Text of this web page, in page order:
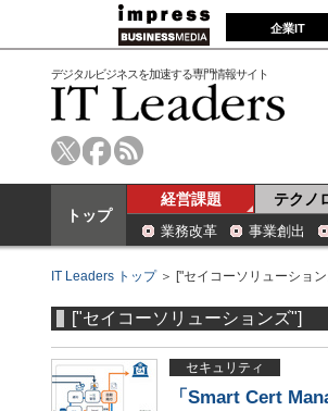
企業IT
デジタルビジネスを加速する専門情報サイト
トップ
経営課題 テクノ
業務改革 事業創出
IT Leaders トップ＞ ["セイコーソリューション
["セイコーソリューションズ"]
セキュリティ
「Smart Cert